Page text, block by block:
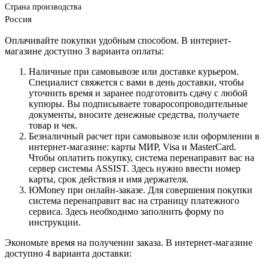
Страна производства
Россия
Оплачивайте покупки удобным способом. В интернет-
магазине доступно 3 варианта оплаты:
Наличные при самовывозе или доставке курьером.
Специалист свяжется с вами в день доставки, чтобы
уточнить время и заранее подготовить сдачу с любой
купюры. Вы подписываете товаросопроводительные
документы, вносите денежные средства, получаете
товар и чек.
Безналичный расчет при самовывозе или оформлении в
интернет-магазине: карты МИР, Visa и MasterCard.
Чтобы оплатить покупку, система перенаправит вас на
сервер системы ASSIST. Здесь нужно ввести номер
карты, срок действия и имя держателя.
ЮMoney при онлайн-заказе. Для совершения покупки
система перенаправит вас на страницу платежного
сервиса. Здесь необходимо заполнить форму по
инструкции.
Экономьте время на получении заказа. В интернет-магазине
доступно 4 варианта доставки: